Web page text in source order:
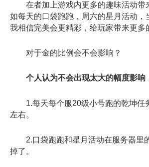
在者加上游戏内更多的趣味活动带
如每天的口袋跑跑，周六的星月活动，
我相信完美会更精彩，给玩家带来更多
对于金的比例会不会影响？
个人认为不会出现太大的幅度影响
1.每天每个服20级小号跑的乾坤任
左右。
2.口袋跑跑和星月活动在服务器里
掉了。